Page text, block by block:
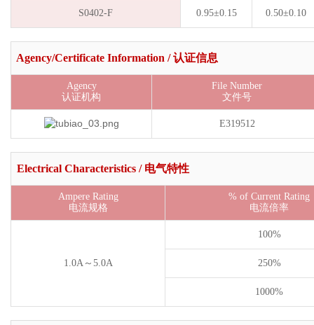
S0402-F 0.95±0.15 0.50±0.10
Agency/Certificate Information / 认证信息
Agency
认证机构
File Number
文件号
E319512
Electrical Characteristics / 电气特性
Ampere Rating
电流规格
% of Current Rating
电流倍率
1.0A～5.0A
100%
250%
1000%